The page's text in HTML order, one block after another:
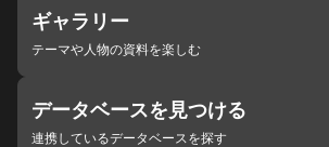
ギャラリー
テーマや人物の資料を楽しむ
データベースを見つける
連携しているデータベースを探す